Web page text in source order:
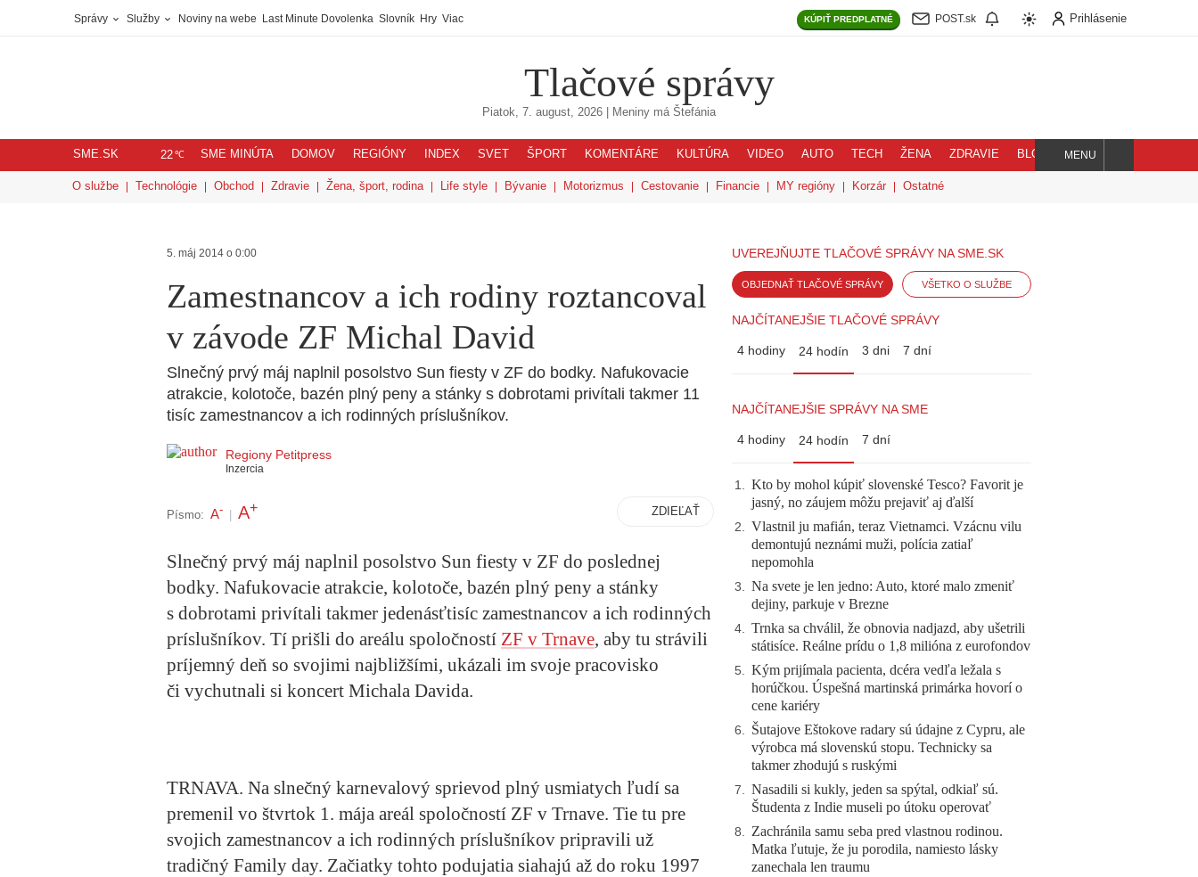
Správy Služby Noviny na webe Last Minute Dovolenka Slovník Hry Viac KÚPIŤ PREDPLATNÉ POST.sk Prihlásenie
Tlačové správy
Piatok, 7. august, 2026 | Meniny má Štefánia
SME.SK 22℃ SME MINÚTA DOMOV REGIÓNY INDEX SVET ŠPORT KOMENTÁRE KULTÚRA VIDEO AUTO TECH ŽENA ZDRAVIE BLOG
Hľadaj
MENU
O službe Technológie Obchod Zdravie Žena, šport, rodina Life style Bývanie Motorizmus Cestovanie Financie MY regióny Korzár Ostatné
5. máj 2014 o 0:00
Zamestnancov a ich rodiny roztancoval
v závode ZF Michal David
Slnečný prvý máj naplnil posolstvo Sun fiesty v ZF do bodky. Nafukovacie
atrakcie, kolotoče, bazén plný peny a stánky s dobrotami privítali takmer 11
tisíc zamestnancov a ich rodinných príslušníkov.
Regiony Petitpress
Inzercia
Písmo: A- A+ ZDIEĽAŤ
Slnečný prvý máj naplnil posolstvo Sun fiesty v ZF do poslednej
bodky. Nafukovacie atrakcie, kolotoče, bazén plný peny a stánky
s dobrotami privítali takmer jedenásťtisíc zamestnancov a ich rodinných
príslušníkov. Tí prišli do areálu spoločností ZF v Trnave, aby tu strávili
príjemný deň so svojimi najbližšími, ukázali im svoje pracovisko
či vychutnali si koncert Michala Davida.
TRNAVA. Na slnečný karnevalový sprievod plný usmiatych ľudí sa
premenil vo štvrtok 1. mája areál spoločností ZF v Trnave. Tie tu pre
svojich zamestnancov a ich rodinných príslušníkov pripravili už
tradičný Family day. Začiatky tohto podujatia siahajú až do roku 1997
UVEREJŇUJTE TLAČOVÉ SPRÁVY NA SME.SK
OBJEDNAŤ TLAČOVÉ SPRÁVY VŠETKO O SLUŽBE
NAJČÍTANEJŠIE TLAČOVÉ SPRÁVY
4 hodiny 24 hodín 3 dni 7 dní
NAJČÍTANEJŠIE SPRÁVY NA SME
4 hodiny 24 hodín 7 dní
1. Kto by mohol kúpiť slovenské Tesco? Favorit je
jasný, no záujem môžu prejaviť aj ďalší
2. Vlastnil ju mafián, teraz Vietnamci. Vzácnu vilu
demontujú neznámi muži, polícia zatiaľ
nepomohla
3. Na svete je len jedno: Auto, ktoré malo zmeniť
dejiny, parkuje v Brezne
4. Trnka sa chválil, že obnovia nadjazd, aby ušetrili
státisíce. Reálne prídu o 1,8 milióna z eurofondov
5. Kým prijímala pacienta, dcéra vedľa ležala s
horúčkou. Úspešná martinská primárka hovorí o
cene kariéry
6. Šutajove Eštokove radary sú údajne z Cypru, ale
výrobca má slovenskú stopu. Technicky sa
takmer zhodujú s ruskými
7. Nasadili si kukly, jeden sa spýtal, odkiaľ sú.
Študenta z Indie museli po útoku operovať
8. Zachránila samu seba pred vlastnou rodinou.
Matka ľutuje, že ju porodila, namiesto lásky
zanechala len traumu